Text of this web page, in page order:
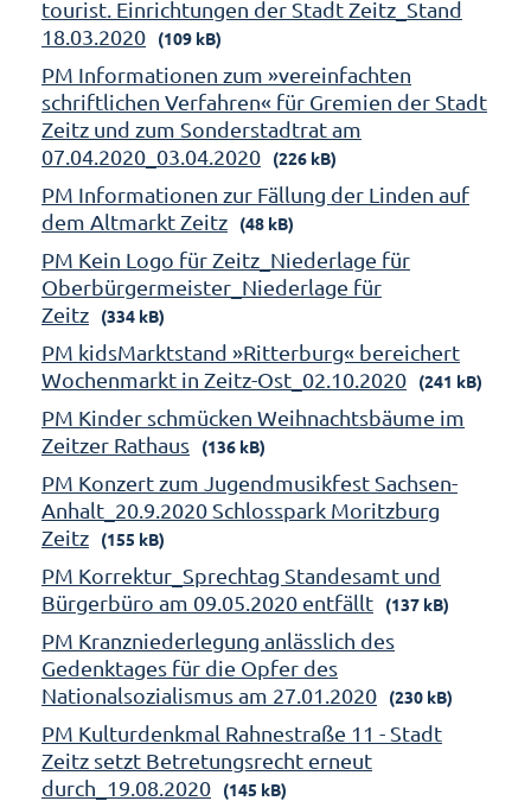
tourist. Einrichtungen der Stadt Zeitz_Stand
18.03.2020
(109 kB)
PM Informationen zum »vereinfachten
schriftlichen Verfahren« für Gremien der Stadt
Zeitz und zum Sonderstadtrat am
07.04.2020_03.04.2020
(226 kB)
PM Informationen zur Fällung der Linden auf
dem Altmarkt Zeitz
(48 kB)
PM Kein Logo für Zeitz_Niederlage für
Oberbürgermeister_Niederlage für
Zeitz
(334 kB)
PM kidsMarktstand »Ritterburg« bereichert
Wochenmarkt in Zeitz-Ost_02.10.2020
(241 kB)
PM Kinder schmücken Weihnachtsbäume im
Zeitzer Rathaus
(136 kB)
PM Konzert zum Jugendmusikfest Sachsen-
Anhalt_20.9.2020 Schlosspark Moritzburg
Zeitz
(155 kB)
PM Korrektur_Sprechtag Standesamt und
Bürgerbüro am 09.05.2020 entfällt
(137 kB)
PM Kranzniederlegung anlässlich des
Gedenktages für die Opfer des
Nationalsozialismus am 27.01.2020
(230 kB)
PM Kulturdenkmal Rahnestraße 11 - Stadt
Zeitz setzt Betretungsrecht erneut
durch_19.08.2020
(145 kB)